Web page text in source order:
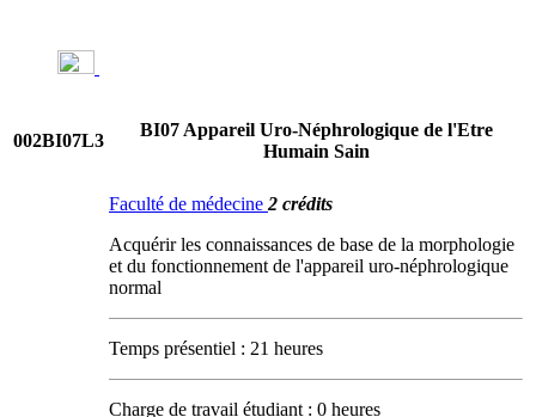
002BI07L3
BI07 Appareil Uro-Néphrologique de l'Etre
Humain Sain
Faculté de médecine 2 crédits
Acquérir les connaissances de base de la morphologie
et du fonctionnement de l'appareil uro-néphrologique
normal
Temps présentiel : 21 heures
Charge de travail étudiant : 0 heures